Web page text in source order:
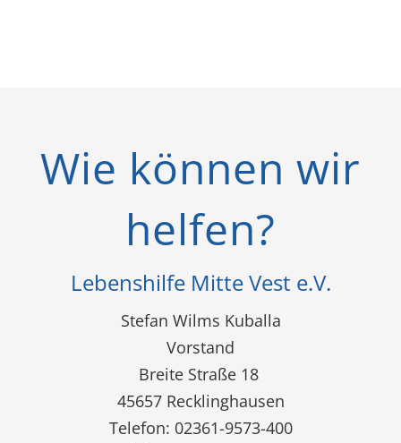
Wie können wir
helfen?
Lebenshilfe Mitte Vest e.V.
Stefan Wilms Kuballa
Vorstand
Breite Straße 18
45657 Recklinghausen
Telefon: 02361-9573-400